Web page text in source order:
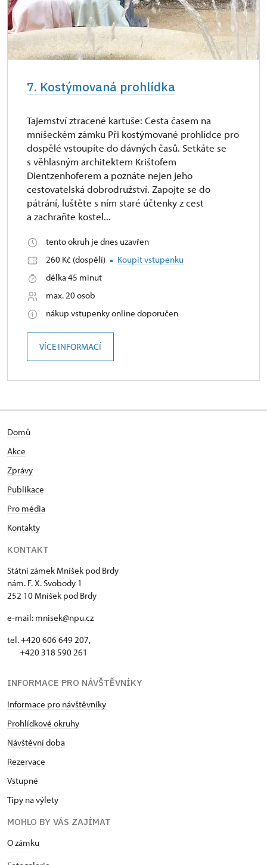
7. Kostýmovaná prohlídka
Tajemství ztracené kartuše: Cesta časem na
mníšeckém zámku Při kostýmované prohlídce pro
dospělé vstoupíte do dávných časů. Setkáte se
s věhlasným architektem Krištofem
Dientzenhoferem a poznáte nejen jeho
cestovatelská dobrodružství. Zapojte se do
pátrání, luštěte s ním staré účtenky z cest
a zachraňte kostel...
tento okruh je dnes uzavřen
260 Kč (dospělí)
Koupit vstupenku
délka 45 minut
max. 20 osob
nákup vstupenky online doporučen
VÍCE INFORMACÍ
Domů
Akce
Zprávy
Publikace
Pro média
Kontakty
KONTAKT
Státní zámek Mníšek pod Brdy
nám. F. X. Svobody 1
252 10 Mníšek pod Brdy
e-mail: mnisek@npu.cz
tel.+420 606 649 207,
+420 318 590 261
INFORMACE PRO NÁVŠTĚVNÍKY
Informace pro návštěvníky
Prohlídkové okruhy
Návštěvní doba
Rezervace
Vstupné
Tipy na výlety
MOHLO BY VÁS ZAJÍMAT
O zámku